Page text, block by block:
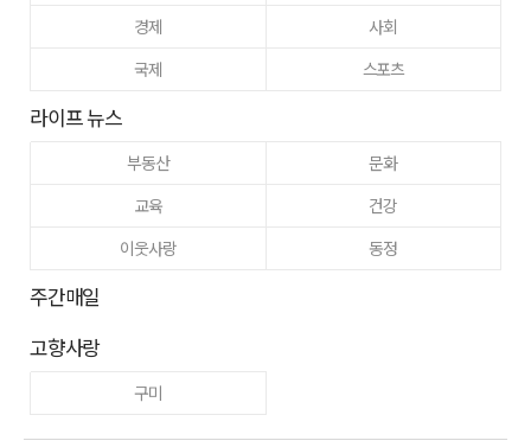
경제
사회
국제
스포츠
라이프 뉴스
부동산
문화
교육
건강
이웃사랑
동정
주간매일
고향사랑
구미